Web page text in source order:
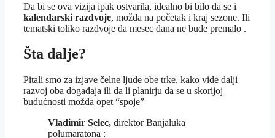
Da bi se ova vizija ipak ostvarila, idealno bi bilo da se i
kalendarski razdvoje, možda na početak i kraj sezone. Ili
tematski toliko razdvoje da mesec dana ne bude premalo .
Šta dalje?
Pitali smo za izjave čelne ljude obe trke, kako vide dalji
razvoj oba događaja ili da li planirju da se u skorijoj
budućnosti možda opet “spoje”
Vladimir Selec, direktor Banjaluka
polumaratona :